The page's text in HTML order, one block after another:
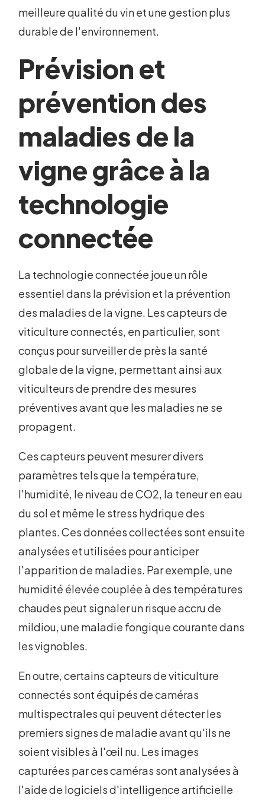
meilleure qualité du vin et une gestion plus
durable de l'environnement.
Prévision et
prévention des
maladies de la
vigne grâce à la
technologie
connectée
La technologie connectée joue un rôle
essentiel dans la prévision et la prévention
des maladies de la vigne. Les capteurs de
viticulture connectés, en particulier, sont
conçus pour surveiller de près la santé
globale de la vigne, permettant ainsi aux
viticulteurs de prendre des mesures
préventives avant que les maladies ne se
propagent.
Ces capteurs peuvent mesurer divers
paramètres tels que la température,
l'humidité, le niveau de CO2, la teneur en eau
du sol et même le stress hydrique des
plantes. Ces données collectées sont ensuite
analysées et utilisées pour anticiper
l'apparition de maladies. Par exemple, une
humidité élevée couplée à des températures
chaudes peut signaler un risque accru de
mildiou, une maladie fongique courante dans
les vignobles.
En outre, certains capteurs de viticulture
connectés sont équipés de caméras
multispectrales qui peuvent détecter les
premiers signes de maladie avant qu'ils ne
soient visibles à l'œil nu. Les images
capturées par ces caméras sont analysées à
l'aide de logiciels d'intelligence artificielle